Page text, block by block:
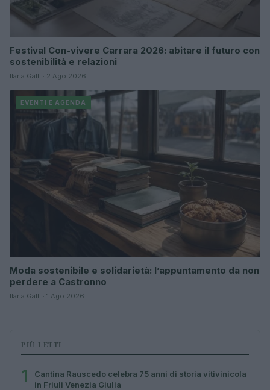
Festival Con-vivere Carrara 2026: abitare il futuro con
sostenibilità e relazioni
Ilaria Galli · 2 Ago 2026
EVENTI E AGENDA
Moda sostenibile e solidarietà: l’appuntamento da non
perdere a Castronno
Ilaria Galli · 1 Ago 2026
PIÙ LETTI
1
Cantina Rauscedo celebra 75 anni di storia vitivinicola
in Friuli Venezia Giulia